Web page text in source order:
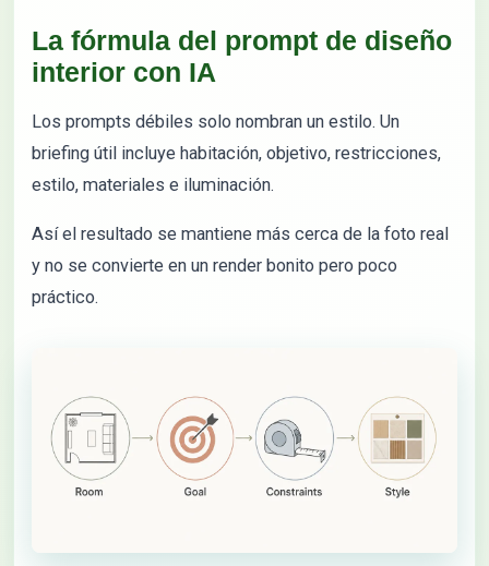
La fórmula del prompt de diseño
interior con IA
Los prompts débiles solo nombran un estilo. Un
briefing útil incluye habitación, objetivo, restricciones,
estilo, materiales e iluminación.
Así el resultado se mantiene más cerca de la foto real
y no se convierte en un render bonito pero poco
práctico.